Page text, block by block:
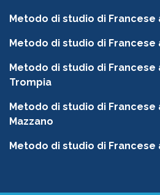
Metodo di studio di Francese
Metodo di studio di Francese
Metodo di studio di Francese
Trompia
Metodo di studio di Francese
Mazzano
Metodo di studio di Francese